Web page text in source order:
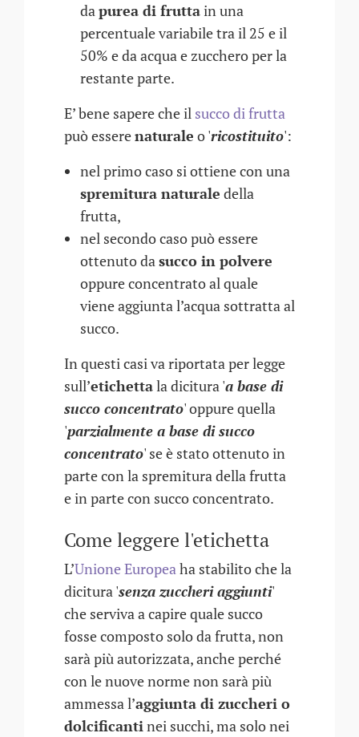
dapurea di fruttain una
percentuale variabile tra il 25 e il
50% e da acqua e zucchero per la
restante parte.
E’ bene sapere che il succo di frutta
può esserenaturale o 'ricostituito':
nel primo caso si ottiene con una
spremitura naturale della
frutta,
nel secondo caso può essere
ottenuto dasucco in polvere
oppure concentrato al quale
viene aggiunta l’acqua sottratta al
succo.
In questi casi va riportata per legge
sull’etichettala dicitura 'a base di
succo concentrato' oppure quella
'parzialmente a base di succo
concentrato' se è stato ottenuto in
parte con la spremitura della frutta
e in parte con succo concentrato.
Come leggere l'etichetta
L’Unione Europeaha stabilito che la
dicitura 'senza zuccheri aggiunti'
che serviva a capire quale succo
fosse composto solo da frutta, non
sarà più autorizzata, anche perché
con le nuove norme non sarà più
ammessa l’aggiunta di zuccheri o
dolcificantinei succhi, ma solo nei